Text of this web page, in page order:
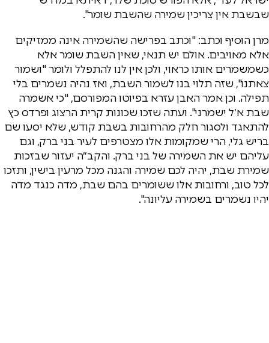
שבשבת אין צריכין שמירה שהשבת שומר".
מרן הוסיף וכתב: "וכתב בפרישה שהשמירה אינה ממזיקים
אלא מאויבים. אולם יש תנאי, שאין השבת שומר אלא
כשמשמרים אותו כראוי, ולכן אין לנו להתפלל ולומר "ושמור
צאתנו", שזה תלוי בנו לשמור השבת, ואז נהיה נשמרים בלי
תפילה. וכן אמר האבן עזרא בפיוטו המפורסם, "כי אשמרה
שבת א׳ל ישמרני". ועתה שזכו שכונות קרית הרצוג ופרדס כץ
להתאגד ולסגור חלק מהרחובות בשבת קודש, שלא יסעו שם
בריש גלי, הרי שמקומות אלו מצטרפים לעיר בני ברק, וגם
עליהם יש את השמירה של בני ברק. והקב״ה יעזור שבזכות
שמירת שבת, יהיה לכם שמירה והגנה מכל מרעין בישין, ותזכו
לכל טוב, ורחובות אלו ששומרים בהם שבת, מדה כנגד מדה
יהיו נשמרים בשמירה עליונה".